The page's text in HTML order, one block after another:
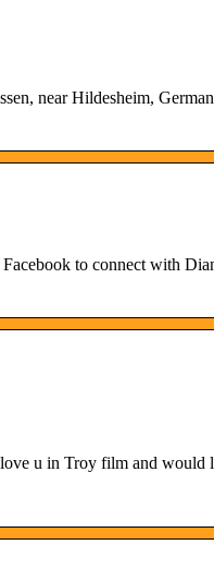
near Hildesheim,
to connect with
u in Troy film and would